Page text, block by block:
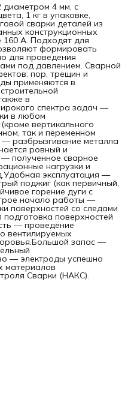
диаметром 4 мм, с
1 кг в упаковке,
сварки деталей из
конструкционных
160 А. Подходят для
формировать
для проведения
под давлением. Сварной
пор, трещин и
применяются в
в
спектра задач —
в любом
вертикального
так и переменном
— разбрызгивание металла
ровный и
полученное сварное
нагрузки и
эксплуатация —
поджиг (как первичный,
горение дуги с
начало работы —
поверхностей со следами
поверхностей
— проведение
вентилируемых
запас —
— электроды успешно
материалов
Сварки (НАКС).